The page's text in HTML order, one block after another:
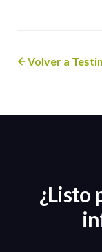
Volver a
¿Listo